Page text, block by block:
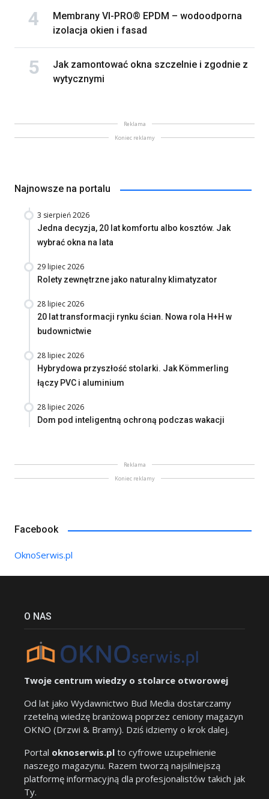
Membrany VI-PRO® EPDM – wodoodporna
izolacja okien i fasad
Jak zamontować okna szczelnie i zgodnie z
wytycznymi
Reklama
Koniec reklamy
Najnowsze na portalu
3 sierpień 2026
Jedna decyzja, 20 lat komfortu albo kosztów. Jak
wybrać okna na lata
29 lipiec 2026
Rolety zewnętrzne jako naturalny klimatyzator
28 lipiec 2026
20 lat transformacji rynku ścian. Nowa rola H+H w
budownictwie
28 lipiec 2026
Hybrydowa przyszłość stolarki. Jak Kömmerling
łączy PVC i aluminium
28 lipiec 2026
Dom pod inteligentną ochroną podczas wakacji
Reklama
Koniec reklamy
Facebook
OknoSerwis.pl
O NAS
Twoje centrum wiedzy o stolarce otworowej
Od lat jako Wydawnictwo Bud Media dostarczamy
rzetelną wiedzę branżową poprzez ceniony magazyn
OKNO (Drzwi & Bramy). Dziś idziemy o krok dalej.
Portal oknoserwis.pl to cyfrowe uzupełnienie
naszego magazynu. Razem tworzą najsilniejszą
platformę informacyjną dla profesjonalistów takich jak
Ty.